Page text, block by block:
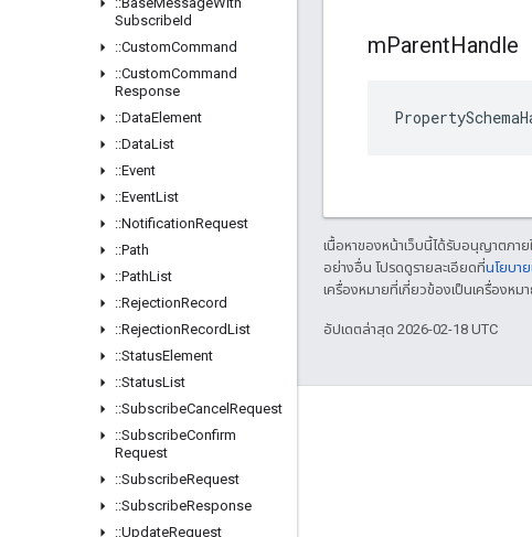
SubscribeId
::CustomCommand
::CustomCommand
Response
::DataElement
::DataList
::Event
::EventList
::NotificationRequest
::Path
::PathList
::RejectionRecord
::RejectionRecordList
::StatusElement
::StatusList
::SubscribeCancel Request
::SubscribeConfirm
Request
::SubscribeRequest
::SubscribeResponse
::UpdateRequest
mParentHandle
เนื้อหาของหน้าเว็บนี้ได้รับอนุญาตภาย
อย่างอื่น โปรดดูรายละเอียดที่นโยบา
เครื่องหมายที่เกี่ยวข้องเป็นเครื่องหม
อัปเดตล่าสุด 2026-02-18 UTC
OpenThread